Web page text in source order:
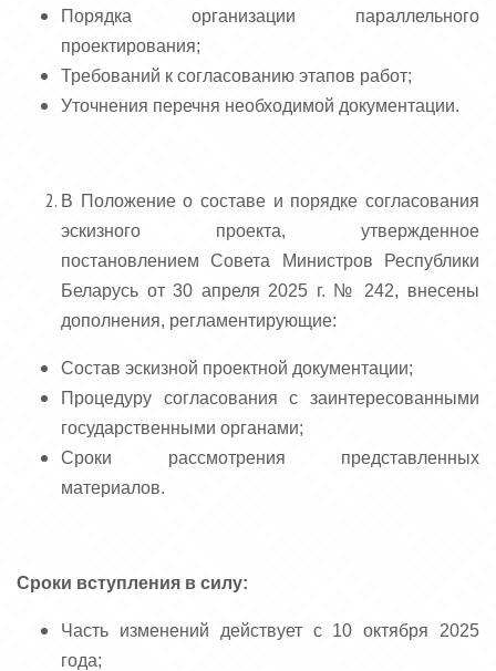
Порядка организации параллельного
проектирования;
Требований к согласованию этапов работ;
Уточнения перечня необходимой документации.
В Положение о составе и порядке согласования
эскизного проекта, утвержденное
постановлением Совета Министров Республики
Беларусь от 30 апреля 2025 г. № 242, внесены
дополнения, регламентирующие:
Состав эскизной проектной документации;
Процедуру согласования с заинтересованными
государственными органами;
Сроки рассмотрения представленных
материалов.
Сроки вступления в силу:
Часть изменений действует с 10 октября 2025
года;